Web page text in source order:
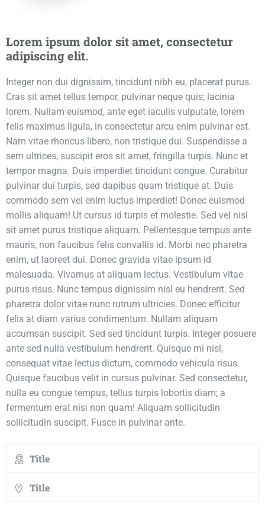
Lorem ipsum dolor sit amet, consectetur
adipiscing elit.
Integer non dui dignissim, tincidunt nibh eu, placerat purus.
Cras sit amet tellus tempor, pulvinar neque quis; lacinia
lorem. Nullam euismod, ante eget iaculis vulputate, lorem
felis maximus ligula, in consectetur arcu enim pulvinar est.
Nam vitae rhoncus libero, non tristique dui. Suspendisse a
sem ultrices, suscipit eros sit amet, fringilla turpis. Nunc et
tempor magna. Duis imperdiet tincidunt congue. Curabitur
pulvinar dui turpis, sed dapibus quam tristique at. Duis
commodo sem vel enim luctus imperdiet! Donec euismod
mollis aliquam! Ut cursus id turpis et molestie. Sed vel nisl
sit amet purus tristique aliquam. Pellentesque tempus ante
mauris, non faucibus felis convallis id. Morbi nec pharetra
enim, ut laoreet dui. Donec gravida vitae ipsum id
malesuada. Vivamus at aliquam lectus. Vestibulum vitae
purus risus. Nunc tempus dignissim nisl eu hendrerit. Sed
pharetra dolor vitae nunc rutrum ultricies. Donec efficitur
felis at diam varius condimentum. Nullam aliquam
accumsan suscipit. Sed sed tincidunt turpis. Integer posuere
ante sed nulla vestibulum hendrerit. Quisque mi nisl,
consequat vitae lectus dictum, commodo vehicula risus.
Quisque faucibus velit in cursus pulvinar. Sed consectetur,
nulla eu congue tempus, tellus turpis lobortis diam; a
fermentum erat nisi non quam! Aliquam sollicitudin
sollicitudin suscipit. Fusce in pulvinar ante.
Title
Title